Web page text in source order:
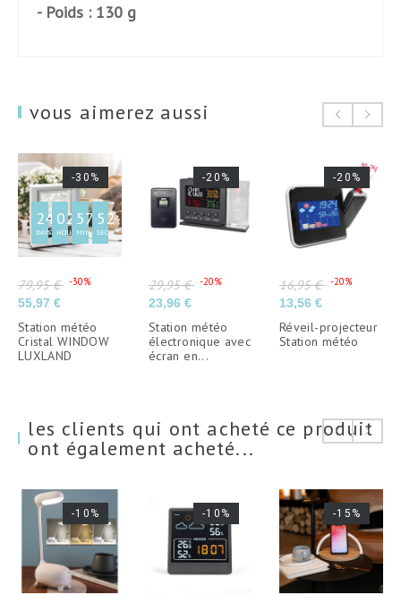
- Poids : 130 g
vous aimerez aussi
24
DAYS
02
HOURS
57
MIN
51
SEC
-30%
Prix de base
79,95 € -30%
Prix
55,97 €
Station météo
Cristal WINDOW
LUXLAND
-20%
Prix de base
29,95 € -20%
Prix
23,96 €
Station météo
électronique avec
écran en...
-20%
Prix de base
16,95 € -20%
Prix
13,56 €
Réveil-projecteur
Station météo
les clients qui ont acheté ce produit
ont également acheté...
-10% -10% -15%